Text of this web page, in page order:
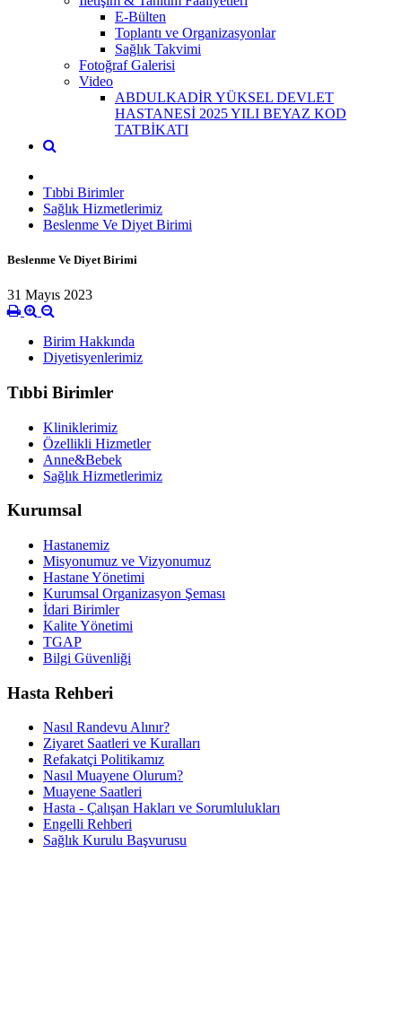
E-Bülten
Toplantı ve Organizasyonlar
Sağlık Takvimi
Fotoğraf Galerisi
Video
ABDULKADİR YÜKSEL DEVLET
HASTANESİ 2025 YILI BEYAZ KOD
TATBİKATI
Tıbbi Birimler
Sağlık Hizmetlerimiz
Beslenme Ve Diyet Birimi
Beslenme Ve Diyet Birimi
31 Mayıs 2023
Birim Hakkında
Diyetisyenlerimiz
Tıbbi Birimler
Kliniklerimiz
Özellikli Hizmetler
Anne&Bebek
Sağlık Hizmetlerimiz
Kurumsal
Hastanemiz
Misyonumuz ve Vizyonumuz
Hastane Yönetimi
Kurumsal Organizasyon Şeması
İdari Birimler
Kalite Yönetimi
TGAP
Bilgi Güvenliği
Hasta Rehberi
Nasıl Randevu Alınır?
Ziyaret Saatleri ve Kuralları
Refakatçi Politikamız
Nasıl Muayene Olurum?
Muayene Saatleri
Hasta - Çalışan Hakları ve Sorumlulukları
Engelli Rehberi
Sağlık Kurulu Başvurusu